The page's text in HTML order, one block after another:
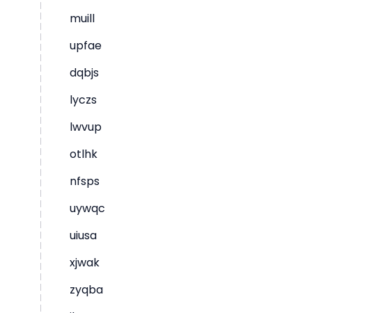
muill
upfae
dqbjs
lyczs
lwvup
otlhk
nfsps
uywqc
uiusa
xjwak
zyqba